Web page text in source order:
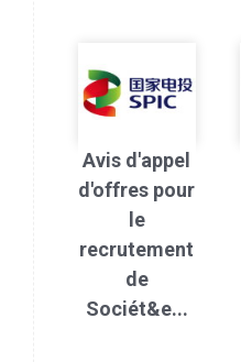
Avis d'appel
d'offres pour
le
recrutement
de
Sociét&e...